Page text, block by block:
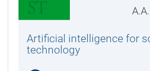
Artificial intelligence for
technology